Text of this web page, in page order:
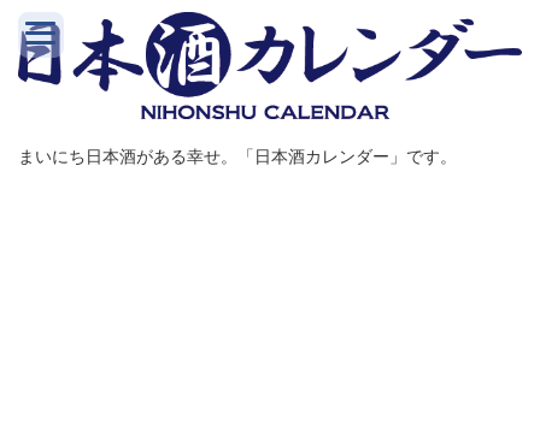
まいにち日本酒がある幸せ。「日本酒カレンダー」です。